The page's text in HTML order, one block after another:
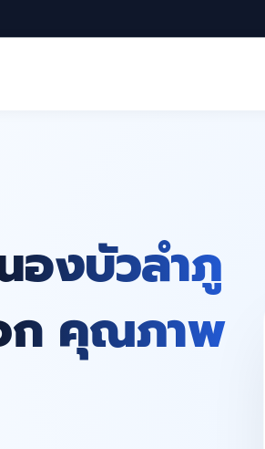
องบัวลำภู
ก คุณภาพ